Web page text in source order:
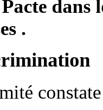
dans
.